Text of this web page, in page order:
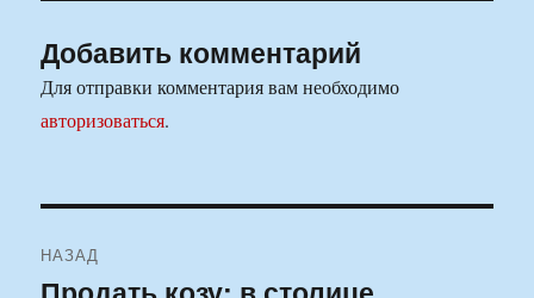
Добавить комментарий
Для отправки комментария вам необходимо
авторизоваться.
по
НАЗАД
Предыдущая